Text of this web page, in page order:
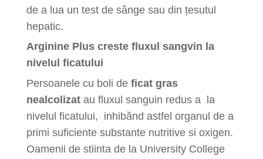
de a lua un test de sânge sau din țesutul
hepatic.
Arginine Plus creste ​f luxul sangvin la
nivelul ficatului
Persoanele cu boli de ficat gras
nealcolizat au fluxul sanguin redus a la
nivelul ficatului, inhibănd astfel organul de a
primi suficiente substante nutritive si oxigen.
Oamenii de stiinta de la University College